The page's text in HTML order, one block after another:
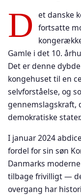
D et danske
fortsatte
Gamle i det 10.
Det er denne
kongehuset til en
selvforståelse, og
gennemslagskraft,
demokratiske stater.
I januar 2024
fordel for sin søn
Danmarks
tilbage frivilligt —
overgang har